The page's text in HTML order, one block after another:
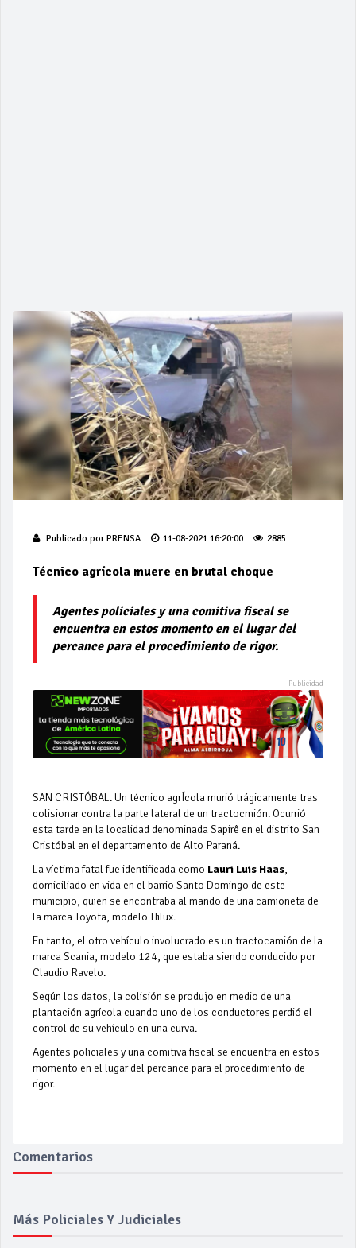
Publicado por PRENSA 11-08-2021 16:20:00 2885
Técnico agrícola muere en brutal choque
Agentes policiales y una comitiva fiscal se
encuentra en estos momento en el lugar del
percance para el procedimiento de rigor.
SAN CRISTÓBAL. Un técnico agrÍcola murió trágicamente tras
colisionar contra la parte lateral de un tractocmión. Ocurrió
esta tarde en la localidad denominada Sapirê en el distrito San
Cristóbal en el departamento de Alto Paraná.
La víctima fatal fue identificada como Lauri Luis Haas,
domiciliado en vida en el barrio Santo Domingo de este
municipio, quien se encontraba al mando de una camioneta de
la marca Toyota, modelo Hilux.
En tanto, el otro vehículo involucrado es un tractocamión de la
marca Scania, modelo 124, que estaba siendo conducido por
Claudio Ravelo.
Según los datos, la colisión se produjo en medio de una
plantación agrícola cuando uno de los conductores perdió el
control de su vehículo en una curva.
Agentes policiales y una comitiva fiscal se encuentra en estos
momento en el lugar del percance para el procedimiento de
rigor.
Comentarios
Más Policiales Y Judiciales